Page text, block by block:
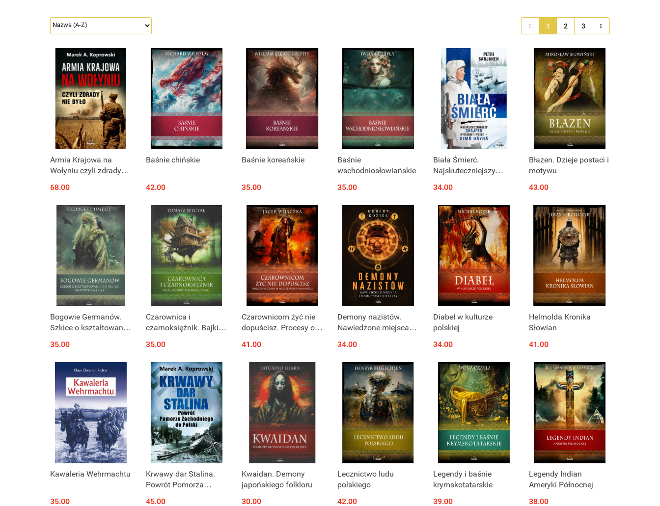
1 2 3
Armia Krajowa na
Wołyniu czyli zdrady
68.00
Baśnie chińskie
42.00
Baśnie koreańskie
35.00
Baśnie
wschodniosłowiańskie
35.00
Biała Śmierć.
Najskuteczniejszy
wojen – Simö Häyhä
34.00
Błazen. Dzieje postaci i
motywu
43.00
Bogowie Germanów.
Szkice o kształtowaniu
skandynawskiej
35.00
Czarownica i
czarnoksiężnik. Bajki,
ludowe
35.00
Czarownicom żyć nie
dopuścisz. Procesy o
XVIII wieku
41.00
Demony nazistów.
Nawiedzone miejsca i
34.00
Diabeł w kulturze
polskiej
34.00
Helmolda Kronika
Słowian
41.00
Kawaleria Wehrmachtu
35.00
Krwawy dar Stalina.
Powrót Pomorza
45.00
Kwaidan. Demony
japońskiego folkloru
30.00
Lecznictwo ludu
polskiego
42.00
Legendy i baśnie
krymskotatarskie
39.00
Legendy Indian
Ameryki Północnej
38.00